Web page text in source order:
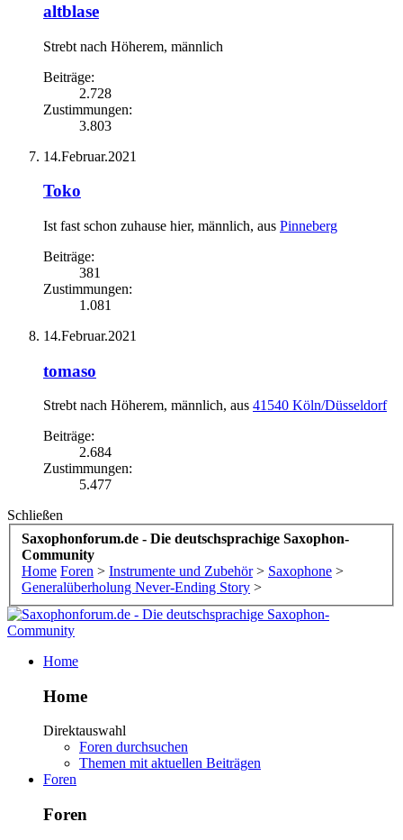
altblase
Strebt nach Höherem, männlich
Beiträge:
2.728
Zustimmungen:
3.803
14.Februar.2021
Toko
Ist fast schon zuhause hier, männlich, aus Pinneberg
Beiträge:
381
Zustimmungen:
1.081
14.Februar.2021
tomaso
Strebt nach Höherem, männlich, aus 41540 Köln/Düsseldorf
Beiträge:
2.684
Zustimmungen:
5.477
Schließen
Saxophonforum.de - Die deutschsprachige Saxophon-
Community
Home Foren > Instrumente und Zubehör > Saxophone >
Generalüberholung Never-Ending Story >
Home
Home
Direktauswahl
Foren durchsuchen
Themen mit aktuellen Beiträgen
Foren
Foren